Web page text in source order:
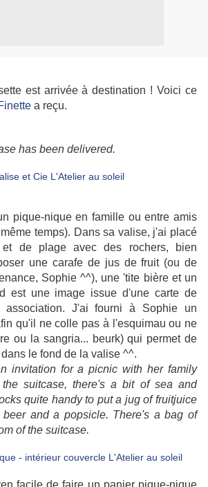
est arrivée à destination ! Voici ce
a reçu.
has been delivered.
pique-nique en famille ou entre amis
temps). Dans sa valise, j'ai placé
de plage avec des rochers, bien
une carafe de jus de fruit (ou de
Sophie ^^), une 'tite bière et un
est une image issue d'une carte de
association. J'ai fourni à Sophie un
qu'il ne colle pas à l'esquimau ou ne
ou la sangria... beurk) qui permet de
le fond de la valise ^^.
invitation for a picnic with her family
suitcase, there's a bit of sea and
quite handy to put a jug of fruitjuice
and a popsicle. There's a bag of
of the suitcase.